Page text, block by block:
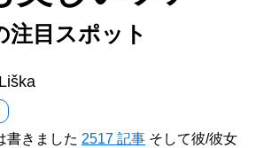
注目スポット
書きました 2517 記事 そして彼/彼女